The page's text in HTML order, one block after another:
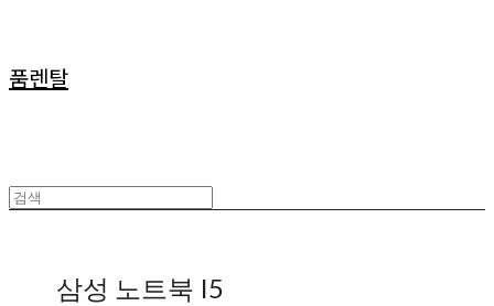
품렌탈
삼성 노트북 I5